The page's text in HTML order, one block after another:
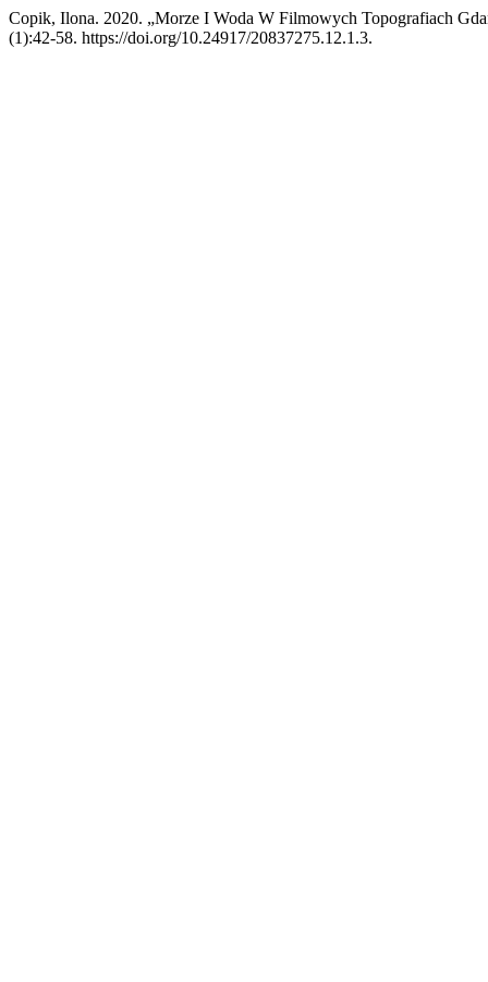
Copik, Ilona. 2020. „Morze I Woda W Filmowych Topografiach
(1):42-58. https://doi.org/10.24917/20837275.12.1.3.